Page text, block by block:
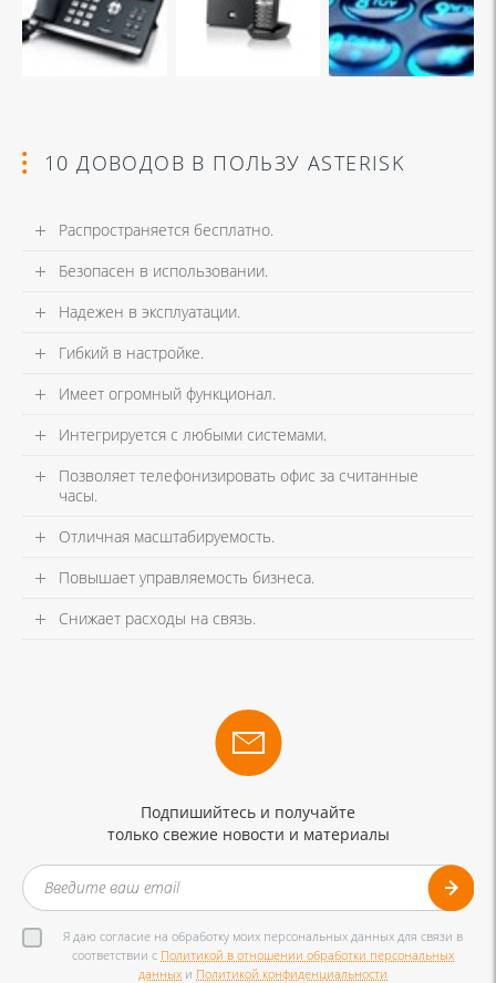
10 ДОВОДОВ В ПОЛЬЗУ ASTERISK
Распространяется бесплатно.
Безопасен в использовании.
Надежен в эксплуатации.
Гибкий в настройке.
Имеет огромный функционал.
Интегрируется с любыми системами.
Позволяет телефонизировать офис за считанные
часы.
Отличная масштабируемость.
Повышает управляемость бизнеса.
Снижает расходы на связь.
Подпишийтесь и получайте
только свежие новости и материалы
Я даю согласие на обработку моих персональных данных для связи в
соответствии с Политикой в отношении обработки персональных
данных и Политикой конфиденциальности